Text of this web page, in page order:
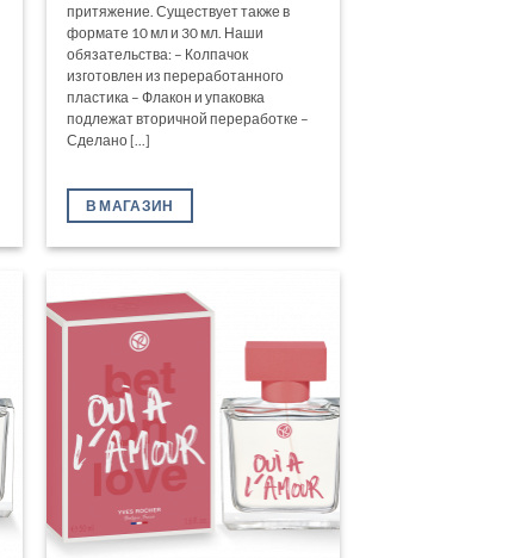
притяжение. Существует также в
формате 10 мл и 30 мл. Наши
обязательства: – Колпачок
изготовлен из переработанного
пластика – Флакон и упаковка
подлежат вторичной переработке –
Сделано [...]
В МАГАЗИН